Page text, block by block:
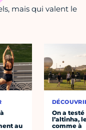
mais qui valent le
au
On a testé
l’altinha,
comme à